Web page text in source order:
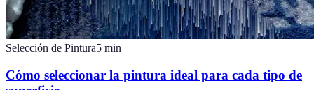
Selección de Pintura5 min
Cómo seleccionar la pintura ideal para cada tipo de